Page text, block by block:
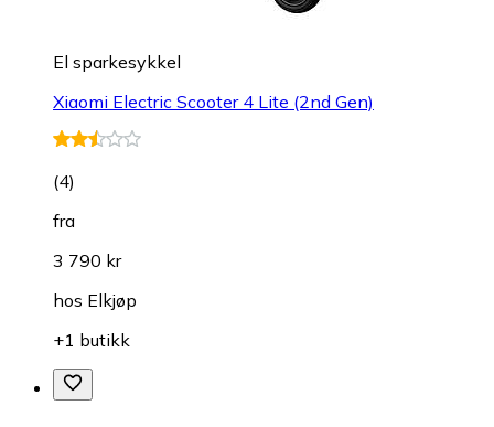
El sparkesykkel
Xiaomi Electric Scooter 4 Lite (2nd Gen)
(4)
fra
3 790 kr
hos Elkjøp
+1 butikk